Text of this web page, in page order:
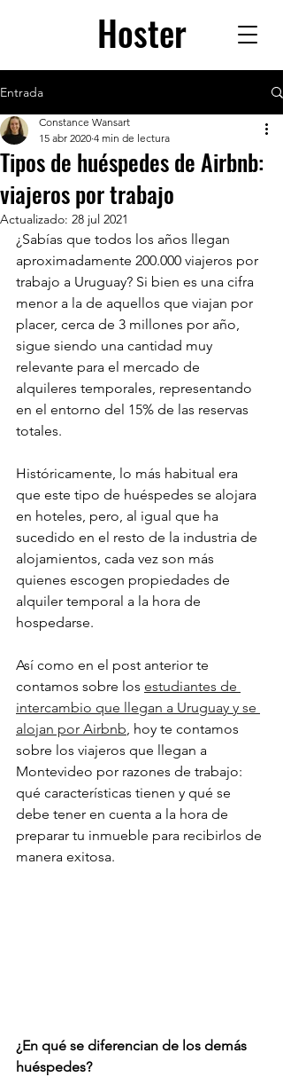
Hoster
Entrada
Tipos de huéspedes de Airbnb:
viajeros por trabajo
Constance Wansart
15 abr 2020 4 min de lectura
Actualizado: 28 jul 2021
¿Sabías que todos los años llegan
aproximadamente 200.000 viajeros por
trabajo a Uruguay? Si bien es una cifra
menor a la de aquellos que viajan por
placer, cerca de 3 millones por año,
sigue siendo una cantidad muy
relevante para el mercado de
alquileres temporales, representando
en el entorno del 15% de las reservas
totales.
Históricamente, lo más habitual era
que este tipo de huéspedes se alojara
en hoteles, pero, al igual que ha
sucedido en el resto de la industria de
alojamientos, cada vez son más
quienes escogen propiedades de
alquiler temporal a la hora de
hospedarse.
Así como en el post anterior te
contamos sobre los estudiantes de
intercambio que llegan a Uruguay y se
alojan por Airbnb, hoy te contamos
sobre los viajeros que llegan a
Montevideo por razones de trabajo:
qué características tienen y qué se
debe tener en cuenta a la hora de
preparar tu inmueble para recibirlos de
manera exitosa.
¿En qué se diferencian de los demás
huéspedes?